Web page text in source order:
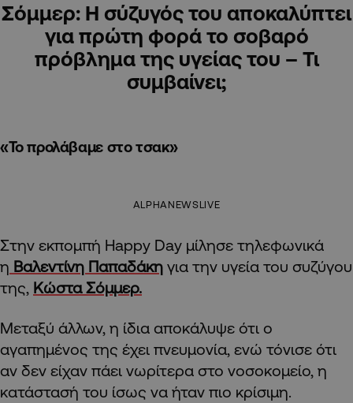
Σόμμερ: Η σύζυγός του αποκαλύπτει
για πρώτη φορά το σοβαρό
πρόβλημα της υγείας του – Τι
συμβαίνει;
«Το προλάβαμε στο τσακ»
ALPHANEWSLIVE
Στην εκπομπή Happy Day μίλησε τηλεφωνικά
η Βαλεντίνη Παπαδάκη για την υγεία του συζύγου
της, Κώστα Σόμμερ.
Μεταξύ άλλων, η ίδια αποκάλυψε ότι ο
αγαπημένος της έχει πνευμονία, ενώ τόνισε ότι
αν δεν είχαν πάει νωρίτερα στο νοσοκομείο, η
κατάστασή του ίσως να ήταν πιο κρίσιμη.